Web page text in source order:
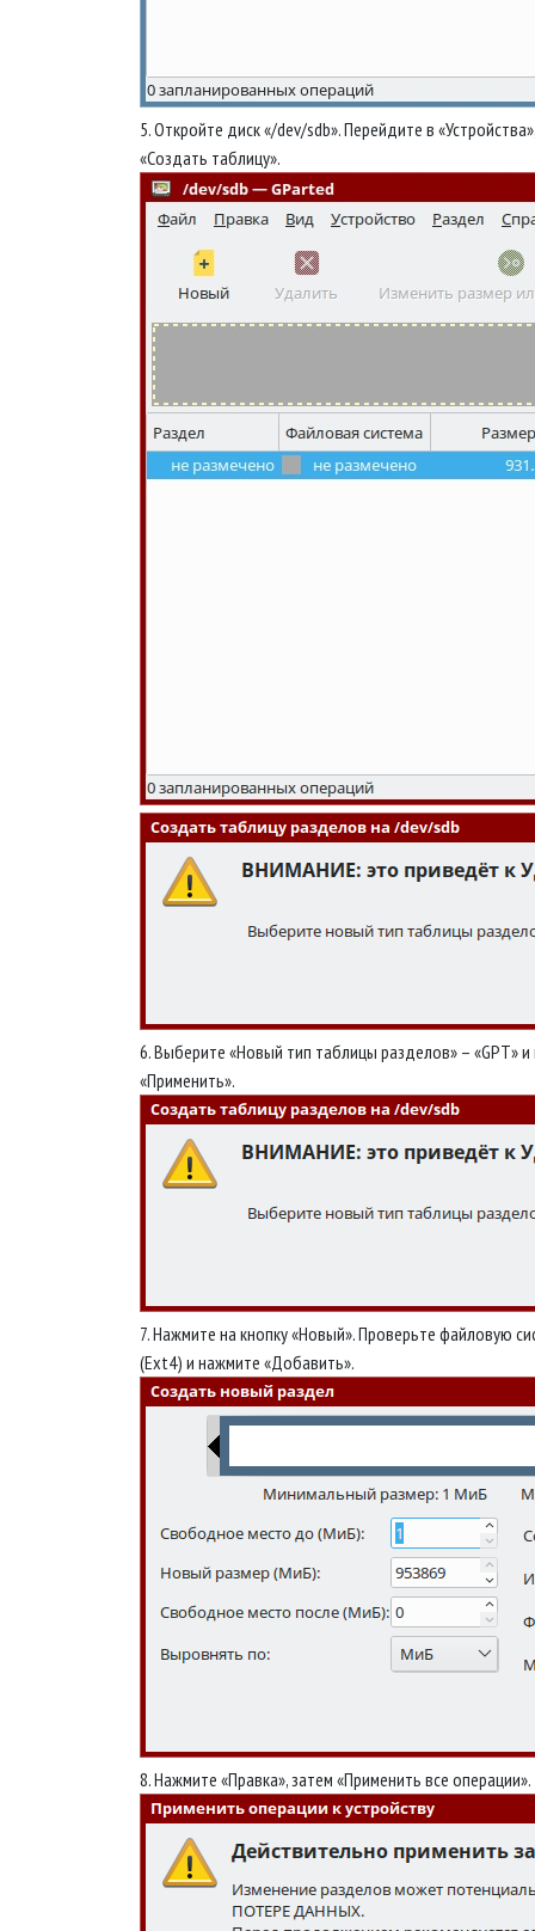
5. Откройте диск «/dev/sdb». Перейдите в
«Создать таблицу».
6. Выберите «Новый тип таблицы разделов» – «GPT»
«Применить».
7. Нажмите на кнопку «Новый». Проверьте файловую
(Ext4) и нажмите «Добавить».
8. Нажмите «Правка», затем «Применить все операции».